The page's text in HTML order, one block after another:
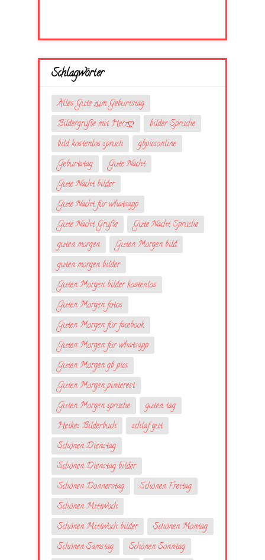
Schlagwörter
Alles Gute zum Geburtstag
Bildergrüße mit Herzღ
bilder Sprüche
bild kostenlos spruch
gbpicsonline
Geburtstag
Gute Nacht
Gute Nacht bilder
Gute Nacht für whatsapp
Gute Nacht Grüße
Gute Nacht Sprüche
guten morgen
Guten Morgen bild
guten morgen bilder
Guten Morgen bilder kostenlos
Guten Morgen fotos
Guten Morgen für facebook
Guten Morgen für whatsapp
Guten Morgen gb pics
Guten Morgen pinterest
Guten Morgen sprüche
guten tag
Heikes Bilderbuch
schlaf gut
Schönen Dienstag
Schönen Dienstag bilder
Schönen Donnerstag
Schönen Freitag
Schönen Mittwoch
Schönen Mittwoch bilder
Schönen Montag
Schönen Samstag
Schönen Sonntag